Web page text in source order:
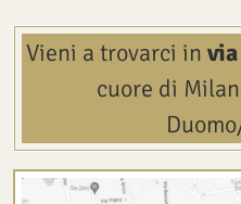
Vieni a trovarci in
cuore di